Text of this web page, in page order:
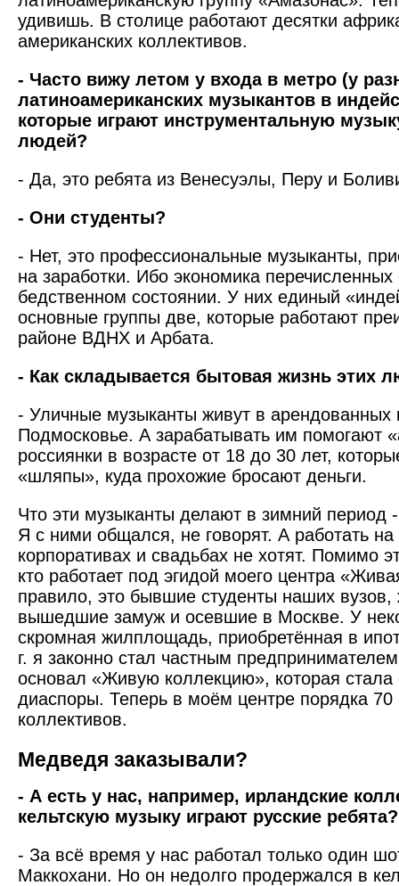
удивишь. В столице работают десятки
американских коллективов.
- Часто вижу летом у входа в метро (у
латиноамериканских музыкантов в
которые играют инструментальную
людей?
- Да, это ребята из Венесуэлы, Перу и
- Они студенты?
- Нет, это профессиональные музыканты,
на заработки. Ибо экономика перечисленных
бедственном состоянии. У них единый
основные группы две, которые работают
районе ВДНХ и Арбата.
- Как складывается бытовая жизнь этих
- Уличные музыканты живут в арендованных
Подмосковье. А зарабатывать им помогают
россиянки в возрасте от 18 до 30 лет,
«шляпы», куда прохожие бросают деньги.
Что эти музыканты делают в зимний период
Я с ними общался, не говорят. А работать
корпоративах и свадьбах не хотят. Помимо
кто работает под эгидой моего центра
правило, это бывшие студенты наших
вышедшие замуж и осевшие в Москве. У
скромная жилплощадь, приобретённая в
г. я законно стал частным
основал «Живую коллекцию», которая стала
диаспоры. Теперь в моём центре порядка 70
коллективов.
Медведя заказывали?
- А есть у нас, например, ирландские
кельтскую музыку играют русские
- За всё время у нас работал только один
Маккохани. Но он недолго продержался в